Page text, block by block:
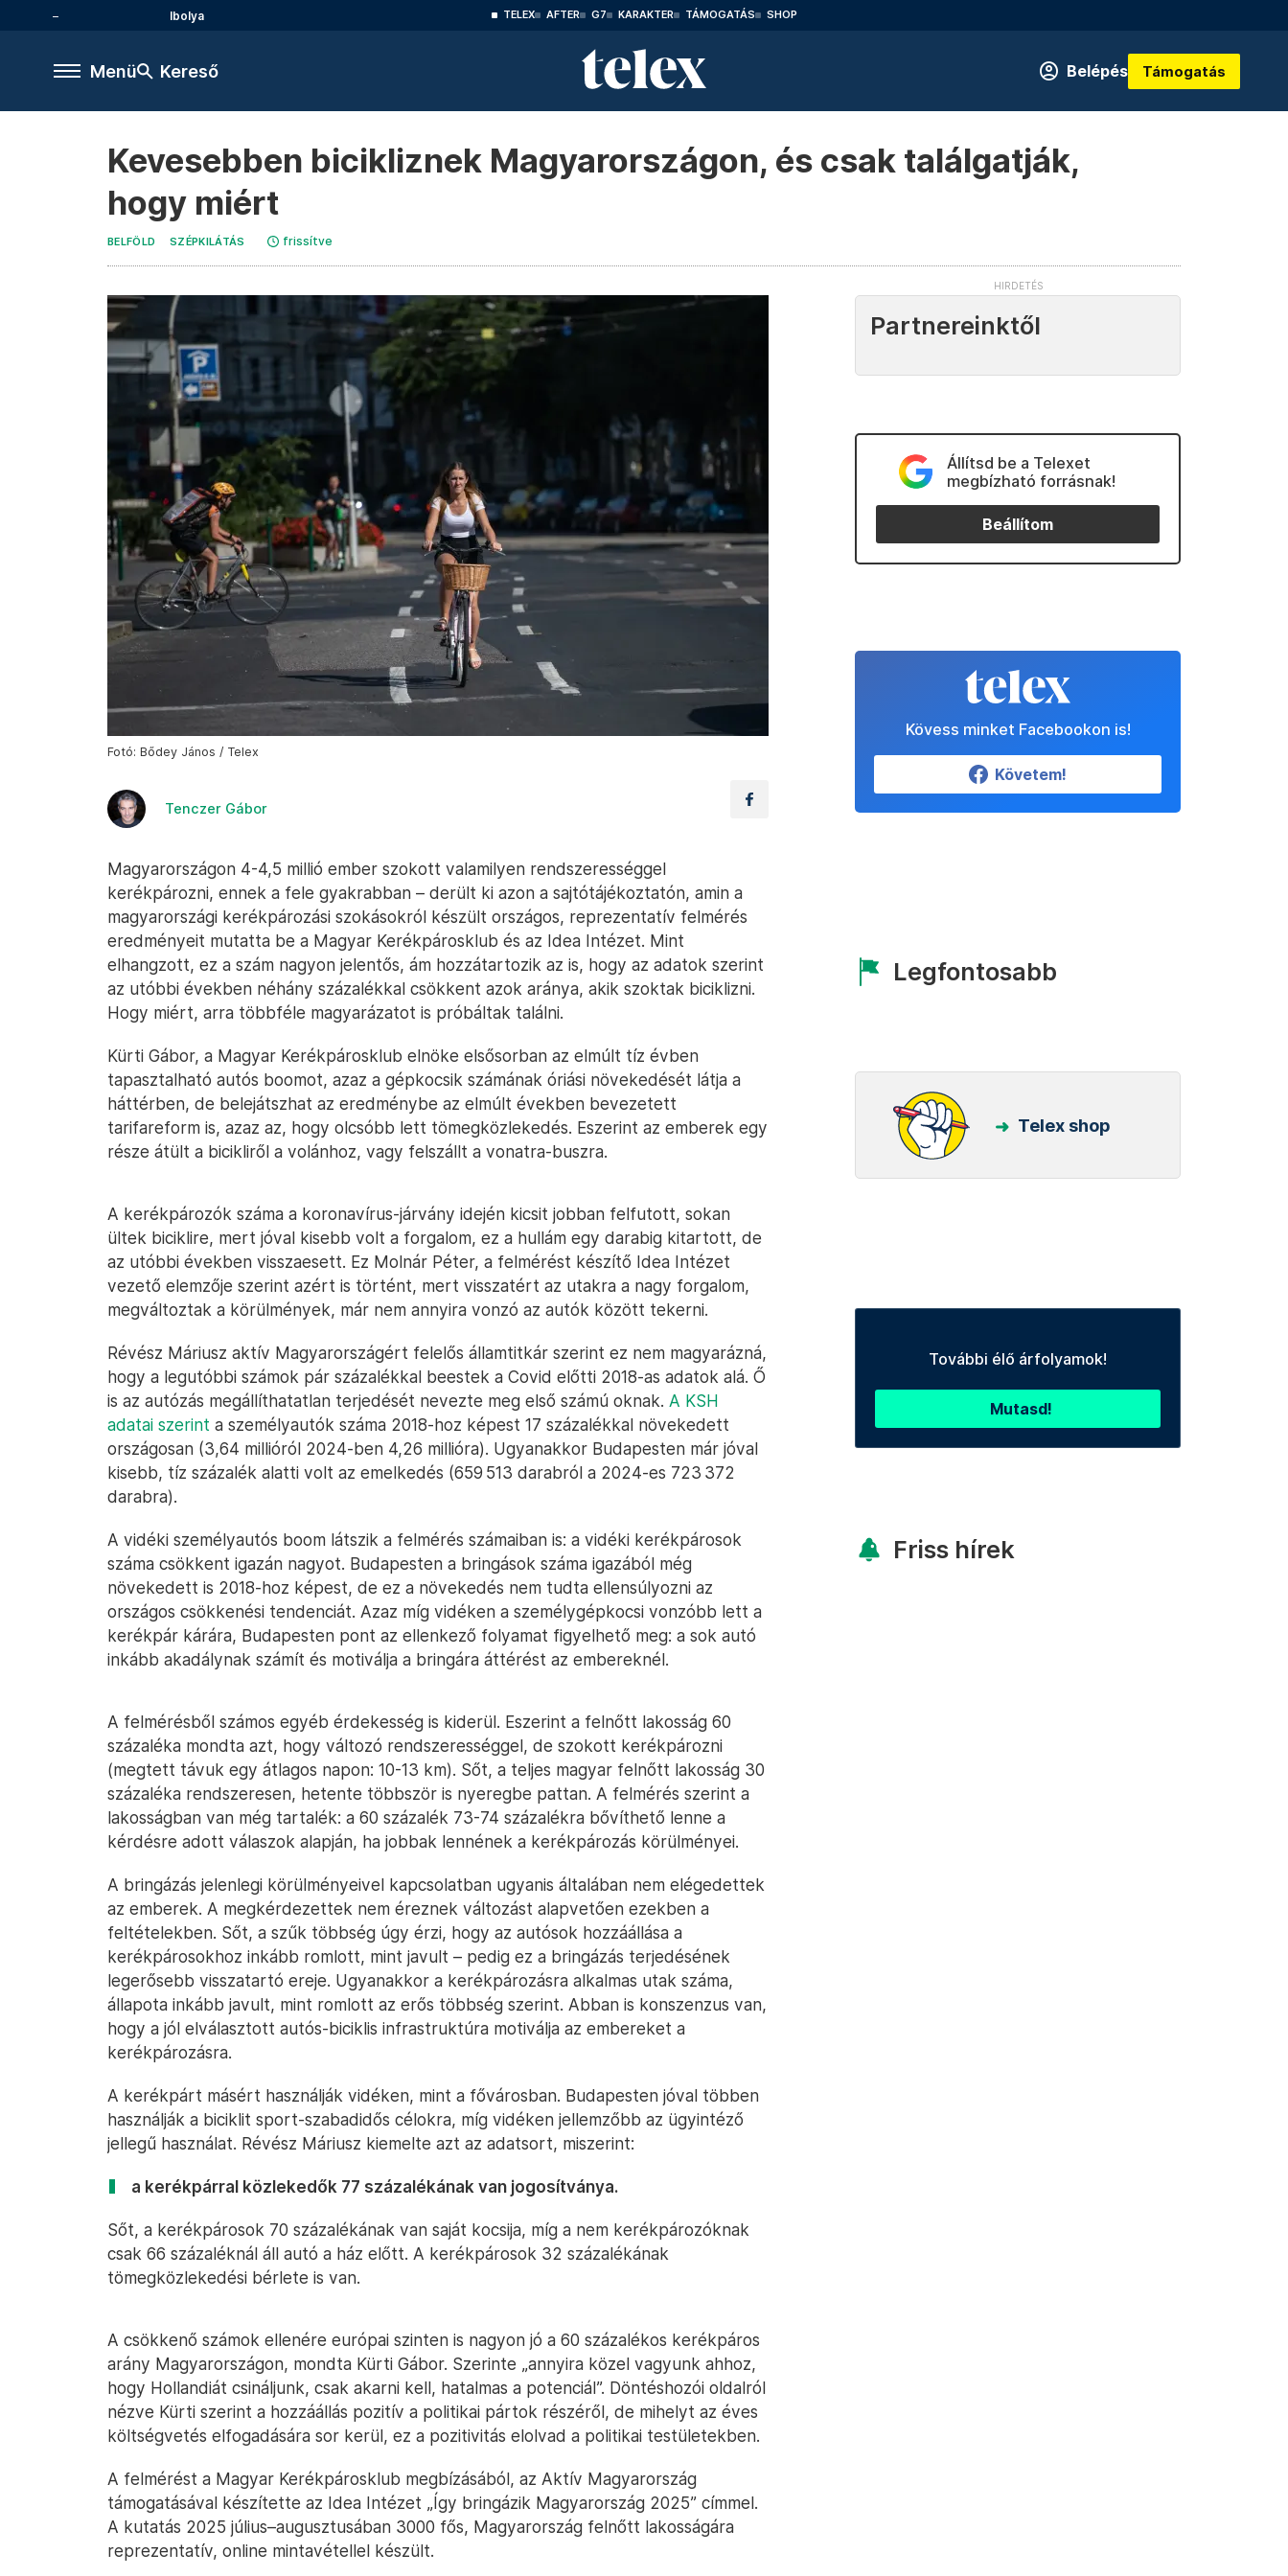
Ibolya TELEX AFTER G7 KARAKTER TÁMOGATÁS SHOP
Menü Kereső Belépés Támogatás
Kevesebben bicikliznek Magyarországon, és csak találgatják,
hogy miért
BELFÖLD SZÉPKILÁTÁS frissítve
Fotó: Bődey János / Telex
Tenczer Gábor
Magyarországon 4-4,5 millió ember szokott valamilyen rendszerességgel
kerékpározni, ennek a fele gyakrabban – derült ki azon a sajtótájékoztatón, amin a
magyarországi kerékpározási szokásokról készült országos, reprezentatív felmérés
eredményeit mutatta be a Magyar Kerékpárosklub és az Idea Intézet. Mint
elhangzott, ez a szám nagyon jelentős, ám hozzátartozik az is, hogy az adatok szerint
az utóbbi években néhány százalékkal csökkent azok aránya, akik szoktak biciklizni.
Hogy miért, arra többféle magyarázatot is próbáltak találni.
Kürti Gábor, a Magyar Kerékpárosklub elnöke elsősorban az elmúlt tíz évben
tapasztalható autós boomot, azaz a gépkocsik számának óriási növekedését látja a
háttérben, de belejátszhat az eredménybe az elmúlt években bevezetett
tarifareform is, azaz az, hogy olcsóbb lett tömegközlekedés. Eszerint az emberek egy
része átült a bicikliről a volánhoz, vagy felszállt a vonatra-buszra.
A kerékpározók száma a koronavírus-járvány idején kicsit jobban felfutott, sokan
ültek biciklire, mert jóval kisebb volt a forgalom, ez a hullám egy darabig kitartott, de
az utóbbi években visszaesett. Ez Molnár Péter, a felmérést készítő Idea Intézet
vezető elemzője szerint azért is történt, mert visszatért az utakra a nagy forgalom,
megváltoztak a körülmények, már nem annyira vonzó az autók között tekerni.
Révész Máriusz aktív Magyarországért felelős államtitkár szerint ez nem magyarázná,
hogy a legutóbbi számok pár százalékkal beestek a Covid előtti 2018-as adatok alá. Ő
is az autózás megállíthatatlan terjedését nevezte meg első számú oknak. A KSH
adatai szerint a személyautók száma 2018-hoz képest 17 százalékkal növekedett
országosan (3,64 millióról 2024-ben 4,26 millióra). Ugyanakkor Budapesten már jóval
kisebb, tíz százalék alatti volt az emelkedés (659 513 darabról a 2024-es 723 372
darabra).
A vidéki személyautós boom látszik a felmérés számaiban is: a vidéki kerékpárosok
száma csökkent igazán nagyot. Budapesten a bringások száma igazából még
növekedett is 2018-hoz képest, de ez a növekedés nem tudta ellensúlyozni az
országos csökkenési tendenciát. Azaz míg vidéken a személygépkocsi vonzóbb lett a
kerékpár kárára, Budapesten pont az ellenkező folyamat figyelhető meg: a sok autó
inkább akadálynak számít és motiválja a bringára áttérést az embereknél.
A felmérésből számos egyéb érdekesség is kiderül. Eszerint a felnőtt lakosság 60
százaléka mondta azt, hogy változó rendszerességgel, de szokott kerékpározni
(megtett távuk egy átlagos napon: 10-13 km). Sőt, a teljes magyar felnőtt lakosság 30
százaléka rendszeresen, hetente többször is nyeregbe pattan. A felmérés szerint a
lakosságban van még tartalék: a 60 százalék 73-74 százalékra bővíthető lenne a
kérdésre adott válaszok alapján, ha jobbak lennének a kerékpározás körülményei.
A bringázás jelenlegi körülményeivel kapcsolatban ugyanis általában nem elégedettek
az emberek. A megkérdezettek nem éreznek változást alapvetően ezekben a
feltételekben. Sőt, a szűk többség úgy érzi, hogy az autósok hozzáállása a
kerékpárosokhoz inkább romlott, mint javult – pedig ez a bringázás terjedésének
legerősebb visszatartó ereje. Ugyanakkor a kerékpározásra alkalmas utak száma,
állapota inkább javult, mint romlott az erős többség szerint. Abban is konszenzus van,
hogy a jól elválasztott autós-biciklis infrastruktúra motiválja az embereket a
kerékpározásra.
A kerékpárt másért használják vidéken, mint a fővárosban. Budapesten jóval többen
használják a biciklit sport-szabadidős célokra, míg vidéken jellemzőbb az ügyintéző
jellegű használat. Révész Máriusz kiemelte azt az adatsort, miszerint:
a kerékpárral közlekedők 77 százalékának van jogosítványa.
Sőt, a kerékpárosok 70 százalékának van saját kocsija, míg a nem kerékpározóknak
csak 66 százaléknál áll autó a ház előtt. A kerékpárosok 32 százalékának
tömegközlekedési bérlete is van.
A csökkenő számok ellenére európai szinten is nagyon jó a 60 százalékos kerékpáros
arány Magyarországon, mondta Kürti Gábor. Szerinte „annyira közel vagyunk ahhoz,
hogy Hollandiát csináljunk, csak akarni kell, hatalmas a potenciál”. Döntéshozói oldalról
nézve Kürti szerint a hozzáállás pozitív a politikai pártok részéről, de mihelyt az éves
költségvetés elfogadására sor kerül, ez a pozitivitás elolvad a politikai testületekben.
A felmérést a Magyar Kerékpárosklub megbízásából, az Aktív Magyarország
támogatásával készítette az Idea Intézet „Így bringázik Magyarország 2025” címmel.
A kutatás 2025 július–augusztusában 3000 fős, Magyarország felnőtt lakosságára
reprezentatív, online mintavétellel készült.
Partnereinktől
Állítsd be a Telexet
megbízható forrásnak!
Beállítom
Kövess minket Facebookon is!
Követem!
Legfontosabb
Telex shop
További élő árfolyamok!
Mutasd!
Friss hírek